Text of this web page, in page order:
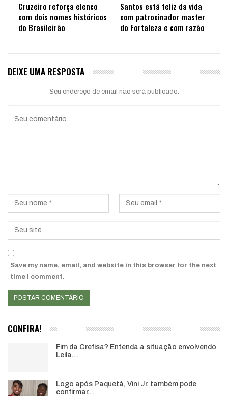
Cruzeiro reforça elenco
com dois nomes históricos
do Brasileirão
Santos está feliz da vida
com patrocinador master
do Fortaleza e com razão
DEIXE UMA RESPOSTA
Seu endereço de email não será publicado.
Save my name, email, and website in this browser for the next
time I comment.
CONFIRA!
Fim da Crefisa? Entenda a situação envolvendo
Leila…
Logo após Paquetá, Vini Jr. também pode
confirmar…